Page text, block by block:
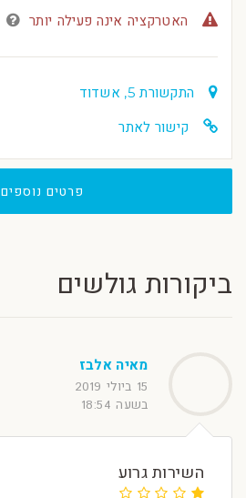
האטרקציה אינה פעילה יותר
התקשורת 5, אשדוד
קישור לאתר
פרטים נוספים
ביקורות גולשים
מאיה אלבז
15 ביולי 2019
בשעה 18:54
השירות גרוע